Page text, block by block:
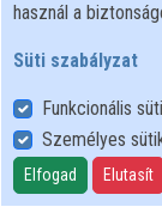
Felhasználói szabályzat
Adatkezelési
Süti szabályzat
használ a
Süti szabályzat
Funkcionális
Személyes
Elfogad Elutasít